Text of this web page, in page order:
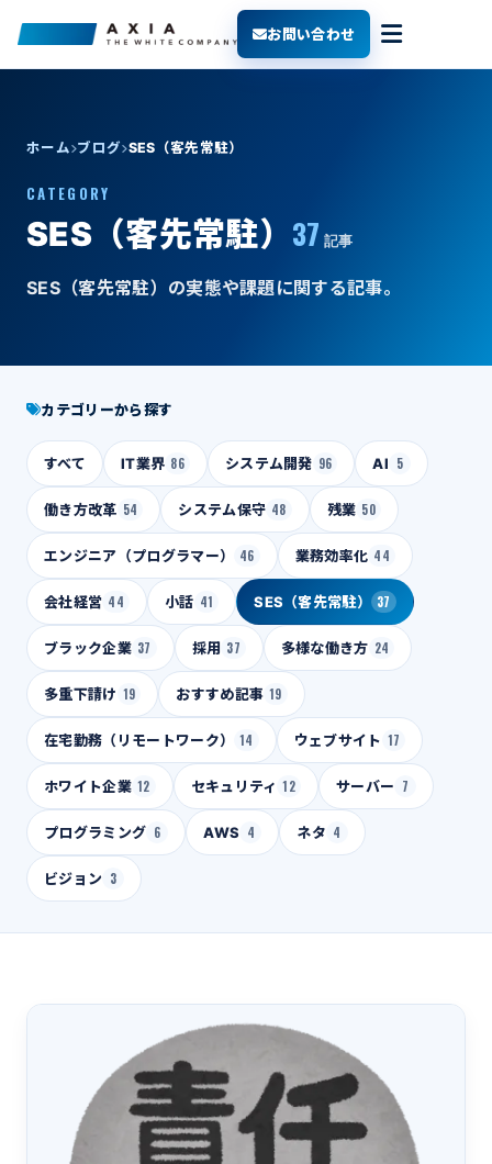
お問い合わせ
ホーム ブログ SES（客先常駐）
CATEGORY
SES（客先常駐） 37 記事
SES（客先常駐）の実態や課題に関する記事。
カテゴリーから探す
すべて IT業界 86 システム開発 96 AI 5
働き方改革 54 システム保守 48 残業 50
エンジニア（プログラマー） 46 業務効率化 44
会社経営 44 小話 41 SES（客先常駐） 37
ブラック企業 37 採用 37 多様な働き方 24
多重下請け 19 おすすめ記事 19
在宅勤務（リモートワーク） 14 ウェブサイト 17
ホワイト企業 12 セキュリティ 12 サーバー 7
プログラミング 6 AWS 4 ネタ 4
ビジョン 3